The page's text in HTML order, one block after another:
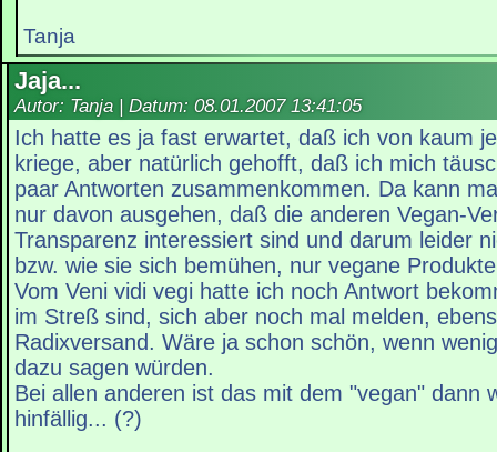
Tanja
Jaja...
Autor: Tanja | Datum: 08.01.2007 13:41:05
Ich hatte es ja fast erwartet, daß ich von kaum
kriege, aber natürlich gehofft, daß ich mich
paar Antworten zusammenkommen. Da kann
nur davon ausgehen, daß die anderen Vegan-
Transparenz interessiert sind und darum leider
bzw. wie sie sich bemühen, nur vegane
Vom Veni vidi vegi hatte ich noch Antwort
im Streß sind, sich aber noch mal melden,
Radixversand. Wäre ja schon schön, wenn
dazu sagen würden.
Bei allen anderen ist das mit dem "vegan" dann
hinfällig... (?)